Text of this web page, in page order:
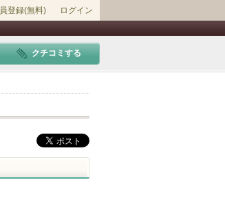
登録(無料) ログイン
クチコミする